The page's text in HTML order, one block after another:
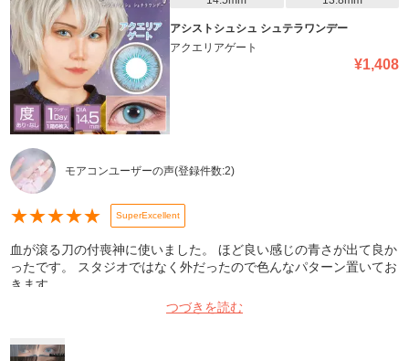
アシストシュシュ シュテラワンデー
アクエリアゲート
¥1,408
モアコンユーザーの声(登録件数:2)
★★★★★ SuperExcellent
血が滾る刀の付喪神に使いました。 ほど良い感じの青さが出て良か
ったです。 スタジオではなく外だったので色んなパターン置いてお
きます。
つづきを読む